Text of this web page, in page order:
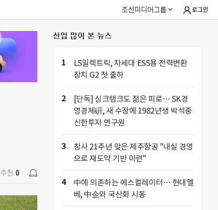
조선미디어그룹 로그인
추천 0
산업 많이 본 뉴스